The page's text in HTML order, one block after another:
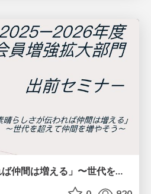
「素晴らしさが伝われば仲間は増える」〜世代を超えて仲間を増やそう〜：国際ロータリー第2720地区会員増強拡大部門 部門長・熊本西南ロータリークラブ・日の丸産業（株） 代表取締役社長 奥村 誠基 氏